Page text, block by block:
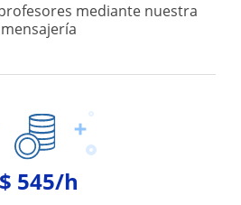
mediante nuestra
mensajería
$ 545/h